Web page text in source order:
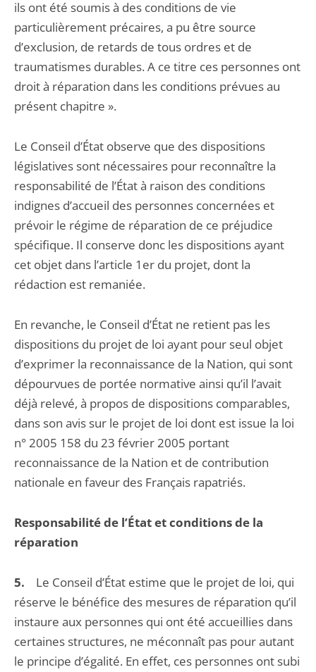
ils ont été soumis à des conditions de vie
particulièrement précaires, a pu être source
d’exclusion, de retards de tous ordres et de
traumatismes durables. A ce titre ces personnes ont
droit à réparation dans les conditions prévues au
présent chapitre ».
Le Conseil d’État observe que des dispositions
législatives sont nécessaires pour reconnaître la
responsabilité de l’État à raison des conditions
indignes d’accueil des personnes concernées et
prévoir le régime de réparation de ce préjudice
spécifique. Il conserve donc les dispositions ayant
cet objet dans l’article 1er du projet, dont la
rédaction est remaniée.
En revanche, le Conseil d’État ne retient pas les
dispositions du projet de loi ayant pour seul objet
d’exprimer la reconnaissance de la Nation, qui sont
dépourvues de portée normative ainsi qu’il l’avait
déjà relevé, à propos de dispositions comparables,
dans son avis sur le projet de loi dont est issue la loi
n° 2005 158 du 23 février 2005 portant
reconnaissance de la Nation et de contribution
nationale en faveur des Français rapatriés.
Responsabilité de l’État et conditions de la
réparation
5. Le Conseil d’État estime que le projet de loi, qui
réserve le bénéfice des mesures de réparation qu’il
instaure aux personnes qui ont été accueillies dans
certaines structures, ne méconnaît pas pour autant
le principe d’égalité. En effet, ces personnes ont subi